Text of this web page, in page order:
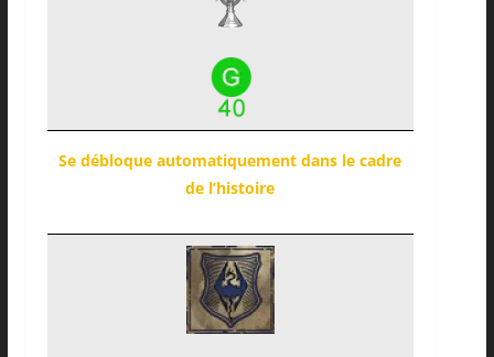
Se débloque automatiquement dans le cadre
de l’histoire